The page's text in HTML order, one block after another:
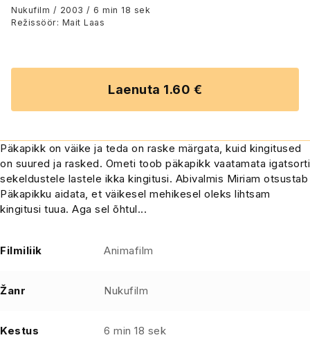
Nukufilm / 2003 / 6 min 18 sek
Režissöör: Mait Laas
Laenuta 1.60 €
Päkapikk on väike ja teda on raske märgata, kuid kingitused
on suured ja rasked. Ometi toob päkapikk vaatamata igatsorti
sekeldustele lastele ikka kingitusi. Abivalmis Miriam otsustab
Päkapikku aidata, et väikesel mehikesel oleks lihtsam
kingitusi tuua. Aga sel õhtul...
Filmiliik Animafilm
Žanr Nukufilm
Kestus 6 min 18 sek